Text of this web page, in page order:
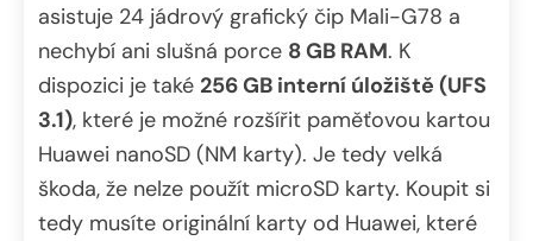
asistuje 24 jádrový grafický čip Mali-G78 a
nechybí ani slušná porce 8 GB RAM. K
dispozici je také 256 GB interní úložiště (UFS
3.1), které je možné rozšířit paměťovou kartou
Huawei nanoSD (NM karty). Je tedy velká
škoda, že nelze použít microSD karty. Koupit si
tedy musíte originální karty od Huawei, které